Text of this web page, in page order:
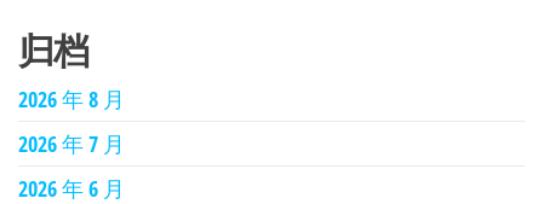
归档
2026 年 8 月
2026 年 7 月
2026 年 6 月